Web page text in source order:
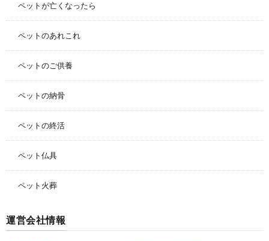
ペットが亡くなったら
ペットのあれこれ
ペットのご供養
ペットの納骨
ペットの終活
ペット仏具
ペット火葬
運営会社情報